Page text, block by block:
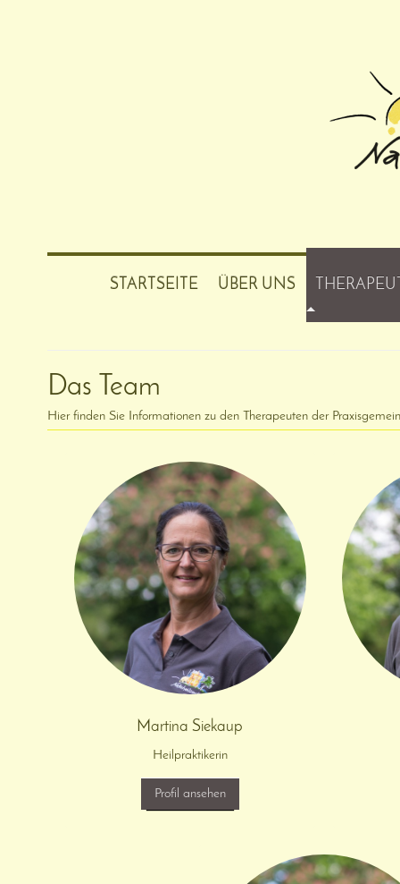
STARTSEITE ÜBER UNS
Das Team
Hier finden Sie Informationen zu den Therapeuten der
Martina Siekaup
Heilpraktikerin
Profil ansehen